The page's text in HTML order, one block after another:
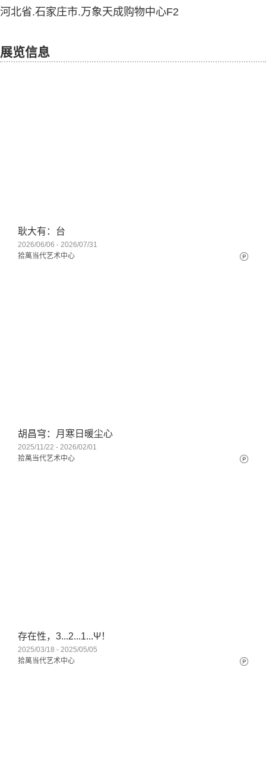
河北省.石家庄市.万象天成购物中心F2
展览信息
耿大有：台
2026/06/06 - 2026/07/31
拾萬当代艺术中心
胡昌穹：月寒日暖尘心
2025/11/22 - 2026/02/01
拾萬当代艺术中心
存在性，3...2...1...Ψ！
2025/03/18 - 2025/05/05
拾萬当代艺术中心